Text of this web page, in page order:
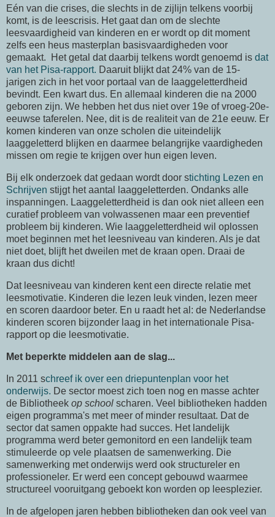
Eén van die crises, die slechts in de zijlijn telkens voorbij
komt, is de leescrisis. Het gaat dan om de slechte
leesvaardigheid van kinderen en er wordt op dit moment
zelfs een heus masterplan basisvaardigheden voor
gemaakt. Het getal dat daarbij telkens wordt genoemd is dat
van het Pisa-rapport. Daaruit blijkt dat 24% van de 15-
jarigen zich in het voor portaal van de laaggeletterdheid
bevindt. Een kwart dus. En allemaal kinderen die na 2000
geboren zijn. We hebben het dus niet over 19e of vroeg-20e-
eeuwse taferelen. Nee, dit is de realiteit van de 21e eeuw. Er
komen kinderen van onze scholen die uiteindelijk
laaggeletterd blijken en daarmee belangrijke vaardigheden
missen om regie te krijgen over hun eigen leven.
Bij elk onderzoek dat gedaan wordt door stichting Lezen en
Schrijven stijgt het aantal laaggeletterden. Ondanks alle
inspanningen. Laaggeletterdheid is dan ook niet alleen een
curatief probleem van volwassenen maar een preventief
probleem bij kinderen. Wie laaggeletterdheid wil oplossen
moet beginnen met het leesniveau van kinderen. Als je dat
niet doet, blijft het dweilen met de kraan open. Draai de
kraan dus dicht!
Dat leesniveau van kinderen kent een directe relatie met
leesmotivatie. Kinderen die lezen leuk vinden, lezen meer
en scoren daardoor beter. En u raadt het al: de Nederlandse
kinderen scoren bijzonder laag in het internationale Pisa-
rapport op die leesmotivatie.
Met beperkte middelen aan de slag...
In 2011 schreef ik over een driepuntenplan voor het
onderwijs. De sector moest zich toen nog en masse achter
de Bibliotheek op school scharen. Veel bibliotheken hadden
eigen programma's met meer of minder resultaat. Dat de
sector dat samen oppakte had succes. Het landelijk
programma werd beter gemonitord en een landelijk team
stimuleerde op vele plaatsen de samenwerking. Die
samenwerking met onderwijs werd ook structureler en
professioneler. Er werd een concept gebouwd waarmee
structureel vooruitgang geboekt kon worden op leesplezier.
In de afgelopen jaren hebben bibliotheken dan ook veel van